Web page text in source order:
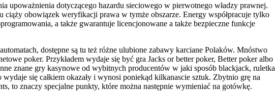
upoważnienia dotyczącego hazardu sieciowego w pierwotnego władzy prawnej.
obowiązek weryfikacji prawa w tymże obszarze. Energy współpracuje tylko
a także gwarantuje licencjonowane a także bezpieczne funkcje
dostępne są tu też różne ulubione zabawy karciane Polaków. Mnóstwo
poker. Przykładem wydaje się być gra Jacks or better poker, Better poker albo
znane gry kasynowe od wybitnych producentów w jaki sposób blackjack, ruletka
się całkiem okazały i wynosi poniekąd kilkanascie sztuk. Zbytnio grę na
to znaczy specjalne punkty, które można następnie wymieniać na gotówkę.